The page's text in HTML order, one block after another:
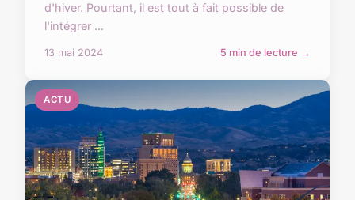
d'hiver. Pourtant, il est tout à fait possible de
l'intégrer ...
13 mai 2024 5 min de lecture →
ACTU